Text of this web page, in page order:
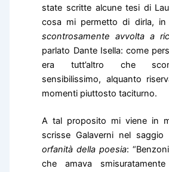
state scritte alcune tesi di
cosa mi permetto di dirla, in
scontrosamente avvolta a
parlato Dante Isella: come
era tutt’altro che
sensibilissimo, alquanto
momenti piuttosto taciturno.
A tal proposito mi viene in
scrisse Galaverni nel saggio
orfanità della poesia:
che amava